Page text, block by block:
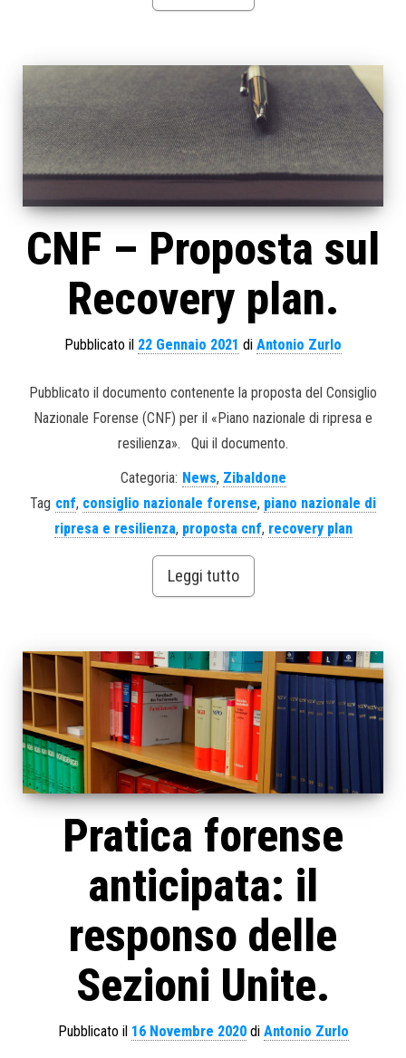
CNF – Proposta sul
Recovery plan.
Pubblicato il 22 Gennaio 2021 di Antonio Zurlo
Pubblicato il documento contenente la proposta del Consiglio
Nazionale Forense (CNF) per il «Piano nazionale di ripresa e
resilienza». Qui il documento.
Categoria: News, Zibaldone
Tag cnf, consiglio nazionale forense, piano nazionale di
ripresa e resilienza, proposta cnf, recovery plan
Leggi tutto
Pratica forense
anticipata: il
responso delle
Sezioni Unite.
Pubblicato il 16 Novembre 2020di Antonio Zurlo